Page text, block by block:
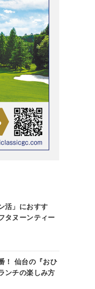
活」におすす
タヌーンティー
！ 仙台の『おひ
ンチの楽しみ方